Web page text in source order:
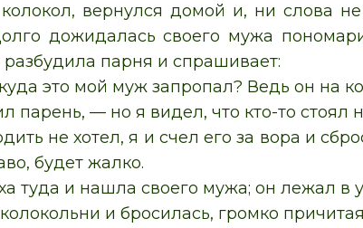
вернулся домой и, ни слова
дожидалась своего мужа
парня и спрашивает:
это мой муж запропал? Ведь он на
парень, — но я видел, что кто-то стоял
не хотел, я и счел его за вора и
будет жалко.
туда и нашла своего мужа; он лежал в
и бросилась, громко